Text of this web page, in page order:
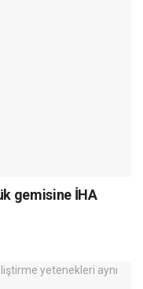
gemisine İHA